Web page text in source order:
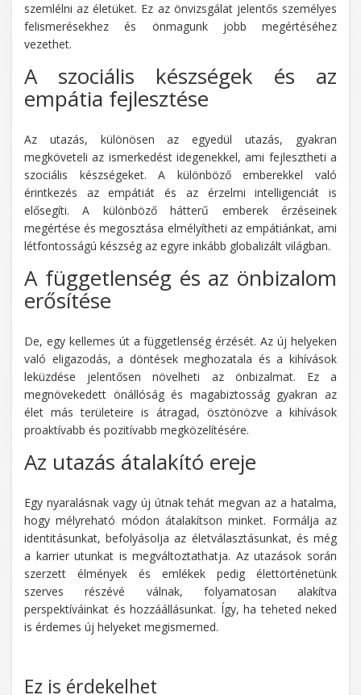
szemlélni az életüket. Ez az önvizsgálat jelentős személyes
felismerésekhez és önmagunk jobb megértéséhez
vezethet.
A szociális készségek és az
empátia fejlesztése
Az utazás, különösen az egyedül utazás, gyakran
megköveteli az ismerkedést idegenekkel, ami fejlesztheti a
szociális készségeket. A különböző emberekkel való
érintkezés az empátiát és az érzelmi intelligenciát is
elősegíti. A különböző hátterű emberek érzéseinek
megértése és megosztása elmélyítheti az empátiánkat, ami
létfontosságú készség az egyre inkább globalizált világban.
A függetlenség és az önbizalom
erősítése
De, egy kellemes út a függetlenség érzését. Az új helyeken
való eligazodás, a döntések meghozatala és a kihívások
leküzdése jelentősen növelheti az önbizalmat. Ez a
megnövekedett önállóság és magabiztosság gyakran az
élet más területeire is átragad, ösztönözve a kihívások
proaktívabb és pozitívabb megközelítésére.
Az utazás átalakító ereje
Egy nyaralásnak vagy új útnak tehát megvan az a hatalma,
hogy mélyreható módon átalakítson minket. Formálja az
identitásunkat, befolyásolja az életválasztásunkat, és még
a karrier utunkat is megváltoztathatja. Az utazások során
szerzett élmények és emlékek pedig élettörténetünk
szerves részévé válnak, folyamatosan alakítva
perspektíváinkat és hozzáállásunkat. Így, ha teheted neked
is érdemes új helyeket megismerned.
Ez is érdekelhet